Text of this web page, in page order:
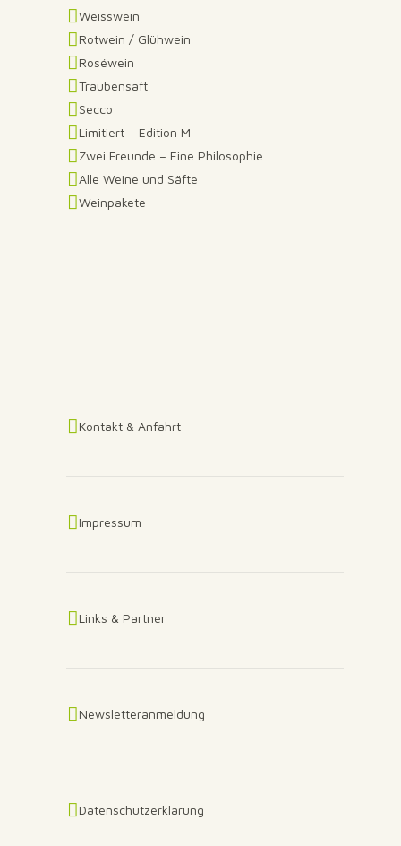
Weisswein
Rotwein / Glühwein
Roséwein
Traubensaft
Secco
Limitiert – Edition M
Zwei Freunde – Eine Philosophie
Alle Weine und Säfte
Weinpakete
Kontakt & Anfahrt
Impressum
Links & Partner
Newsletteranmeldung
Datenschutzerklärung